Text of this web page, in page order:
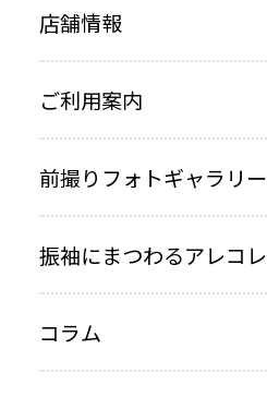
お買い上げプラン
ママ振プラン
写真のみプラン
店舗情報
ご利用案内
各種お支払い方法
車いすをご利用の方へ
企業情報
前撮りフォトギャラリー
振袖にまつわるアレコレ
振袖選びQ&A
コラム